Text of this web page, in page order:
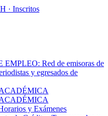
· Inscritos
EMPLEO: Red de emisoras de
y egresados de
y Exámenes